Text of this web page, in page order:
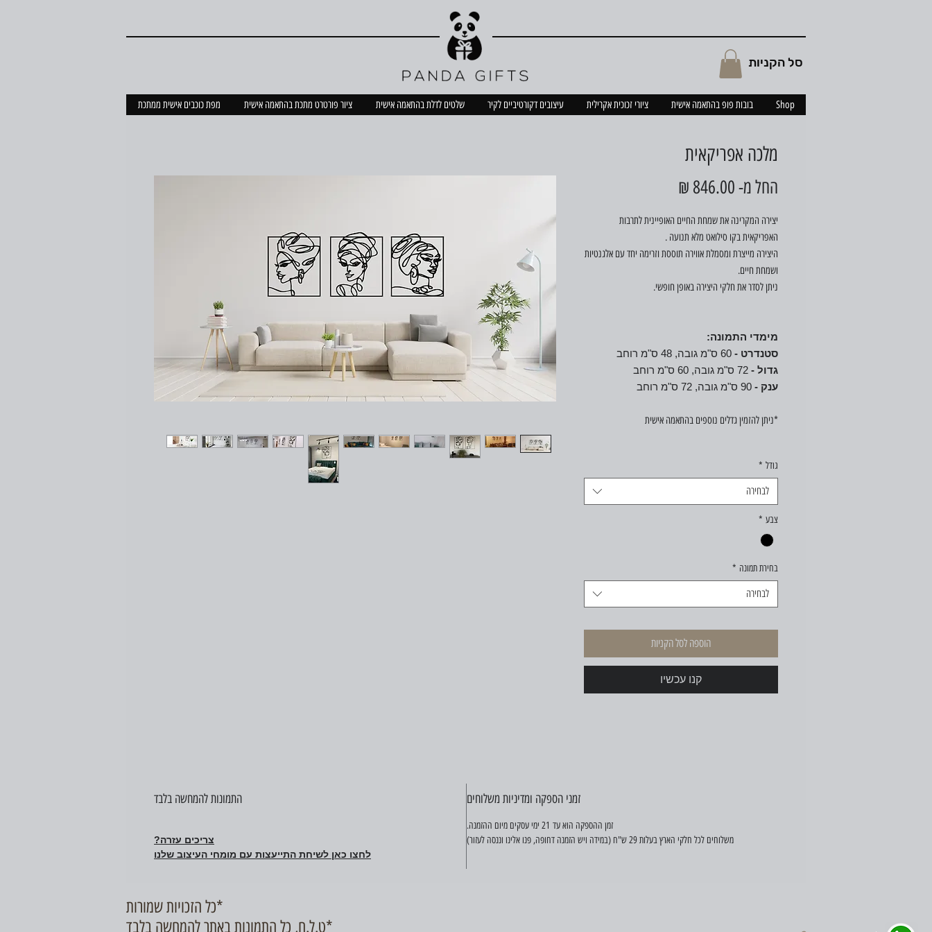
סל הקניות
מפת כוכבים אישית ממתכת ציור פורטרט מתכת בהתאמה אישית שלטים לדלת בהתאמה אישית עיצובים דקורטיביים לקיר ציורי זכוכית אקרילית בובות פופ בהתאמה אישית Shop
מלכה אפריקאית
החל מ-846.00 ₪
יצירה המקרינה את שמחת החיים האופיינית לתרבות
האפריקאית בקו סילואט מלא תנועה .
היצירה מייצרת ומסמלת אווירה תוססת וזרימה יחד עם אלגנטיות
ושמחת חיים.
ניתן לסדר את חלקי היצירה באופן חופשי.
מימדי התמונה:
סטנדרט - 60 ס"מ גובה, 48 ס"מ רוחב
גדול -
ענק - 90 ס"מ גובה, 72 ס"מ רוחב
*ניתן להזמין גדלים נוספים בהתאמה אישית
גודל *
לבחירה
צבע *
בחירת תמונה *
לבחירה
הוספה לסל הקניות
קנו עכשיו
זמני הספקה ומדיניות משלוחים
זמן ההספקה הוא עד 21 ימי עסקים מיום ההזמנה.
משלוחים לכל חלקי הארץ בעלות 29 ש"ח (במידה ויש הזמנה דחופה, פנו אלינו וננסה לעזור)
התמונות להמחשה בלבד
צריכים עזרה?
לחצו כאן לשיחת התייעצות עם מומחי העיצוב שלנו
כל הזכויות שמורות*
ט.ל.ח, כל התמונות באתר להמחשה בלבד*